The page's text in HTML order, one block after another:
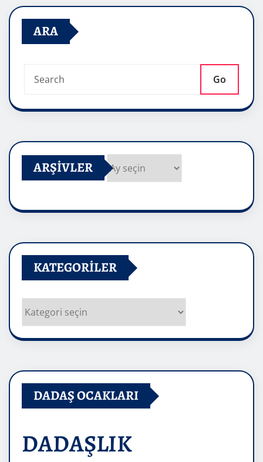
ARA
Go
ARŞIVLER
KATEGORILER
Kategoriler
DADAŞ OCAKLARI
DADAŞLIK